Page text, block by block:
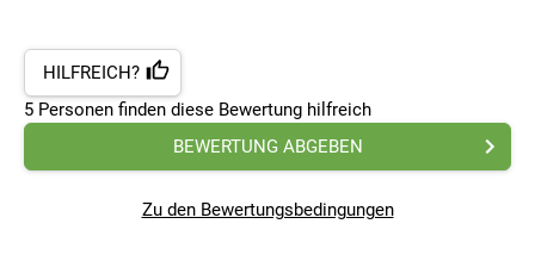
HILFREICH?
5 Personen finden diese Bewertung hilfreich
BEWERTUNG ABGEBEN
Zu den Bewertungsbedingungen